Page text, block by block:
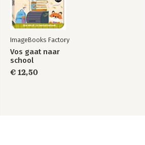
ImageBooks Factory
Vos gaat naar
school
€ 12,50